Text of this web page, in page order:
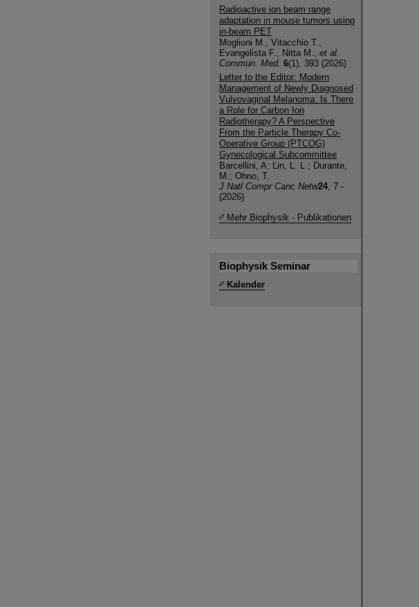
Radioactive ion beam range
adaptation in mouse tumors using
in-beam PET
Moglioni M., Vitacchio T.,
Evangelista F., Nitta M., et al.
Commun. Med. 6(1), 393 (2026)
Letter to the Editor: Modern
Management of Newly Diagnosed
Vulvovaginal Melanoma: Is There
a Role for Carbon Ion
Radiotherapy? A Perspective
From the Particle Therapy Co-
Operative Group (PTCOG)
Gynecological Subcommittee
Barcellini, A; Lin, L. L ; Durante,
M.; Ohno, T.
J Natl Compr Canc Netw24, 7 -
(2026)
Mehr Biophysik - Publikationen
Biophysik Seminar
Kalender